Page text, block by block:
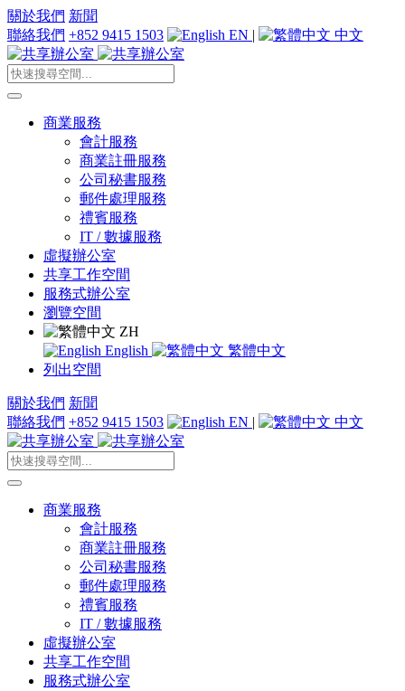
關於我們 新聞
聯絡我們 +852 9415 1503 EN | 中文
商業服務
會計服務
商業註冊服務
公司秘書服務
郵件處理服務
禮賓服務
IT / 數據服務
虛擬辦公室
共享工作空間
服務式辦公室
瀏覽空間
ZH
English
繁體中文
列出空間
關於我們 新聞
聯絡我們 +852 9415 1503 EN | 中文
商業服務
會計服務
商業註冊服務
公司秘書服務
郵件處理服務
禮賓服務
IT / 數據服務
虛擬辦公室
共享工作空間
服務式辦公室